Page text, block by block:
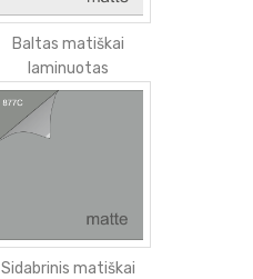
Baltas matiškai
laminuotas
Sidabrinis matiškai